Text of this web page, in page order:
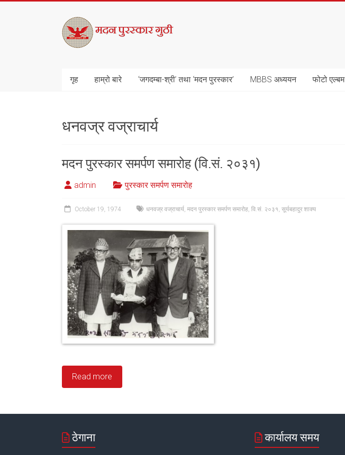
मदन
पुरस्कार
गुठी
गृह हाम्रो बारे ‘जगदम्बा-श्री’ तथा ‘मदन पुरस्कार’ MBBS अध्ययन फोटो एल्बम
धनवज्र वज्राचार्य
मदन पुरस्कार समर्पण समारोह (वि.सं. २०३१)
admin पुरस्कार समर्पण समारोह
October 19, 1974 धनवज्र वज्राचार्य, मदन पुरस्कार समर्पण समारोह, वि.सं. २०३१, सूर्यबहादुर शाक्य
Read more
ठेगाना कार्यालय समय